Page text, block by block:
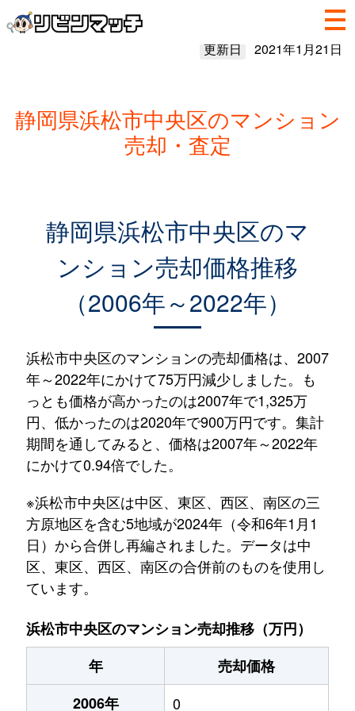
更新日 2021年1月21日
静岡県浜松市中央区のマンション
売却・査定
静岡県浜松市中央区のマ
ンション売却価格推移
（2006年～2022年）
浜松市中央区のマンションの売却価格は、2007
年～2022年にかけて75万円減少しました。も
っとも価格が高かったのは2007年で1,325万
円、低かったのは2020年で900万円です。集計
期間を通してみると、価格は2007年～2022年
にかけて0.94倍でした。
※浜松市中央区は中区、東区、西区、南区の三
方原地区を含む5地域が2024年（令和6年1月1
日）から合併し再編されました。データは中
区、東区、西区、南区の合併前のものを使用し
ています。
浜松市中央区のマンション売却推移（万円）
年
売却価格
2006年
0